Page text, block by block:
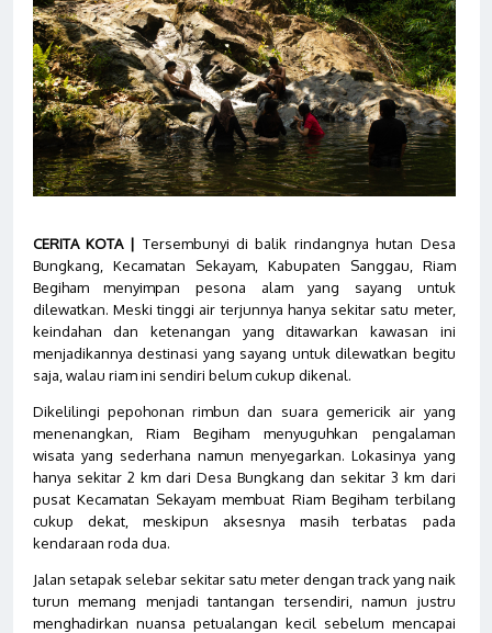
CERITA KOTA | Tersembunyi di balik rindangnya hutan Desa
Bungkang, Kecamatan Sekayam, Kabupaten Sanggau, Riam
Begiham menyimpan pesona alam yang sayang untuk
dilewatkan. Meski tinggi air terjunnya hanya sekitar satu meter,
keindahan dan ketenangan yang ditawarkan kawasan ini
menjadikannya destinasi yang sayang untuk dilewatkan begitu
saja, walau riam ini sendiri belum cukup dikenal.
Dikelilingi pepohonan rimbun dan suara gemericik air yang
menenangkan, Riam Begiham menyuguhkan pengalaman
wisata yang sederhana namun menyegarkan. Lokasinya yang
hanya sekitar 2 km dari Desa Bungkang dan sekitar 3 km dari
pusat Kecamatan Sekayam membuat Riam Begiham terbilang
cukup dekat, meskipun aksesnya masih terbatas pada
kendaraan roda dua.
Jalan setapak selebar sekitar satu meter dengan track yang naik
turun memang menjadi tantangan tersendiri, namun justru
menghadirkan nuansa petualangan kecil sebelum mencapai